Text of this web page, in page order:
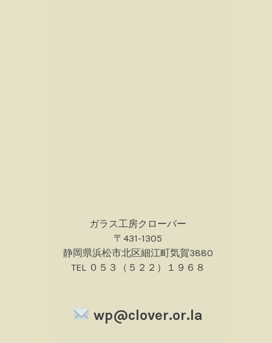
ガラス工房クローバー
〒431-1305
静岡県浜松市北区細江町気賀3880
TEL ０５３（５２２）１９６８
wp@clover.or.la